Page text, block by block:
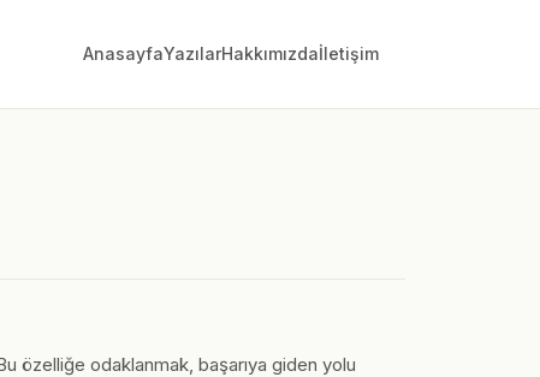
AnasayfaYazılarHakkımızdaİletişim
özelliğe odaklanmak, başarıya giden yolu